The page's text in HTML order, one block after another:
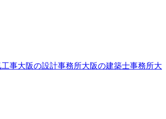
事大阪の設計事務所大阪の建築士事務所大